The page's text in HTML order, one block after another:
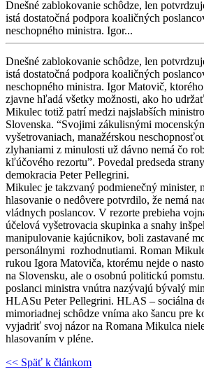
Dnešné zablokovanie schôdze, len
istá dostatočná podpora koaličných
neschopného ministra. Igor...
Dnešné zablokovanie schôdze, len
istá dostatočná podpora koaličných
neschopného ministra. Igor Matovič,
zjavne hľadá všetky možnosti, ako ho
Mikulec totiž patrí medzi najslabších
Slovenska. “Svojimi zákulisnými
vyšetrovaniach, manažérskou
zlyhaniami z minulosti už dávno nemá čo
kľúčového rezortu”. Povedal predseda
demokracia Peter Pellegrini.
Mikulec je takzvaný podmienečný minister,
hlasovanie o nedôvere potvrdilo, že nemá
vládnych poslancov. V rezorte prebieha
účelová vyšetrovacia skupinka a snahy
manipulovanie kajúcnikov, boli zastavané
personálnymi rozhodnutiami. Roman
rukou Igora Matoviča, ktorému nejde o
na Slovensku, ale o osobnú politickú
poslanci ministra vnútra nazývajú bývalý
HLASu Peter Pellegrini. HLAS – sociálna
mimoriadnej schôdze vníma ako šancu pre
vyjadriť svoj názor na Romana Mikulca
hlasovaním v pléne.
<< Späť k článkom